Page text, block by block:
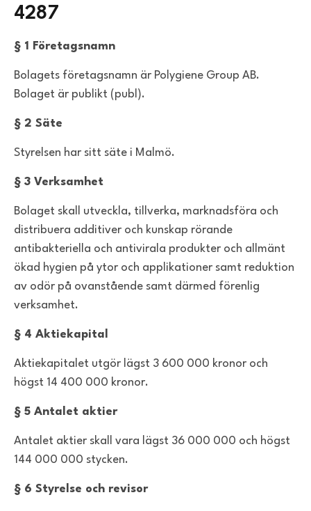
4287
§ 1 Företagsnamn
Bolagets företagsnamn är Polygiene Group AB.
Bolaget är publikt (publ).
§ 2 Säte
Styrelsen har sitt säte i Malmö.
§ 3 Verksamhet
Bolaget skall utveckla, tillverka, marknadsföra och
distribuera additiver och kunskap rörande
antibakteriella och antivirala produkter och allmänt
ökad hygien på ytor och applikationer samt reduktion
av odör på ovanstående samt därmed förenlig
verksamhet.
§ 4 Aktiekapital
Aktiekapitalet utgör lägst 3 600 000 kronor och
högst 14 400 000 kronor.
§ 5 Antalet aktier
Antalet aktier skall vara lägst 36 000 000 och högst
144 000 000 stycken.
§ 6 Styrelse och revisor